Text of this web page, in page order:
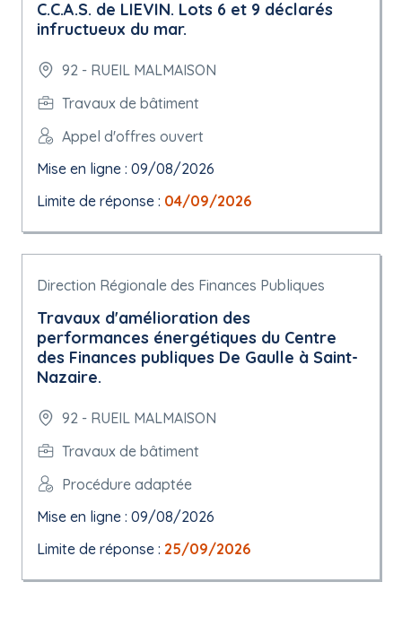
C.C.A.S. de LIEVIN. Lots 6 et 9 déclarés
infructueux du mar.
92 - RUEIL MALMAISON
Travaux de bâtiment
Appel d'offres ouvert
Mise en ligne : 09/08/2026
Limite de réponse : 04/09/2026
Direction Régionale des Finances Publiques
Travaux d'amélioration des
performances énergétiques du Centre
des Finances publiques De Gaulle à Saint-
Nazaire.
92 - RUEIL MALMAISON
Travaux de bâtiment
Procédure adaptée
Mise en ligne : 09/08/2026
Limite de réponse : 25/09/2026